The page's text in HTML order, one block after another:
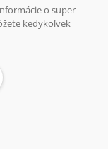
o super
kedykoľvek